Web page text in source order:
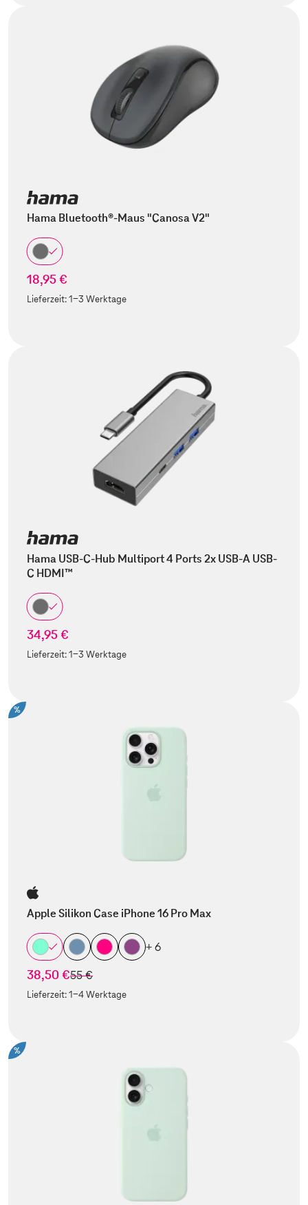
Hama Bluetooth®-Maus "Canosa V2"
18,95 €
Lieferzeit:1-3 Werktage
Hama USB-C-Hub Multiport 4 Ports 2x USB-A USB-
C HDMI™
34,95 €
Lieferzeit:1-3 Werktage
%
Apple Silikon Case iPhone 16 Pro Max
+ 6
38,50 €statt
55 €
Lieferzeit:1-4 Werktage
%